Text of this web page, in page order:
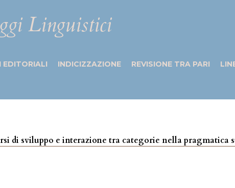
Linguistici
EDITORIALI INDICIZZAZIONE REVISIONE TRA PARI
di sviluppo e interazione tra categorie nella